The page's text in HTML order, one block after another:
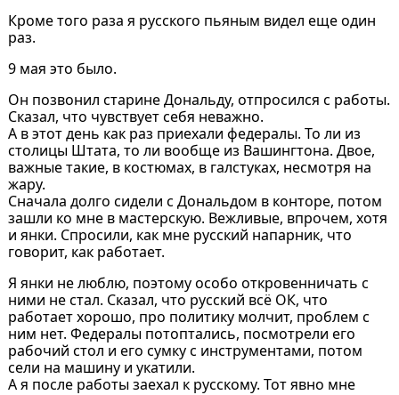
Кроме того раза я русского пьяным видел еще один
раз.
9 мая это было.
Он позвонил старине Дональду, отпросился с работы.
Сказал, что чувствует себя неважно.
А в этот день как раз приехали федералы. То ли из
столицы Штата, то ли вообще из Вашингтона. Двое,
важные такие, в костюмах, в галстуках, несмотря на
жару.
Сначала долго сидели с Дональдом в конторе, потом
зашли ко мне в мастерскую. Вежливые, впрочем, хотя
и янки. Спросили, как мне русский напарник, что
говорит, как работает.
Я янки не люблю, поэтому особо откровенничать с
ними не стал. Сказал, что русский всё ОК, что
работает хорошо, про политику молчит, проблем с
ним нет. Федералы потоптались, посмотрели его
рабочий стол и его сумку с инструментами, потом
сели на машину и укатили.
А я после работы заехал к русскому. Тот явно мне